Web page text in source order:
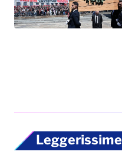
Leggerissime